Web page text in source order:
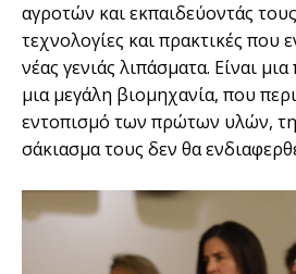
αγροτών και εκπαιδεύοντάς
τεχνολογίες και πρακτικές
νέας γενιάς λιπάσματα. Είναι
μια μεγάλη βιομηχανία, που
εντοπισμό των πρώτων υλών,
σάκιασμα τους δεν θα